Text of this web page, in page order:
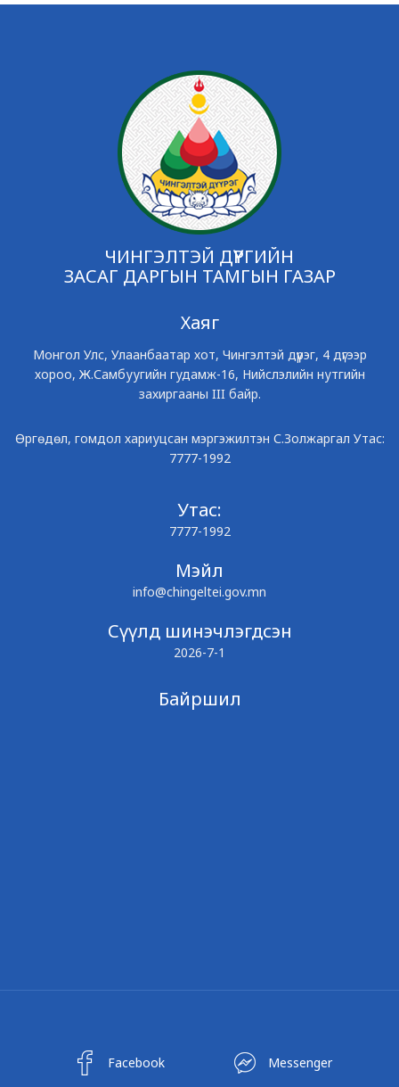
ЧИНГЭЛТЭЙ ДҮҮРГИЙН
ЗАСАГ ДАРГЫН ТАМГЫН ГАЗАР
Хаяг
Монгол Улс, Улаанбаатар хот, Чингэлтэй дүүрэг, 4 дүгээр
хороо, Ж.Самбуугийн гудамж-16, Нийслэлийн нутгийн
захиргааны III байр.
Өргөдөл, гомдол хариуцсан мэргэжилтэн С.Золжаргал Утас:
7777-1992
Утас:
7777-1992
Мэйл
info@chingeltei.gov.mn
Сүүлд шинэчлэгдсэн
2026-7-1
Байршил
Facebook Messenger